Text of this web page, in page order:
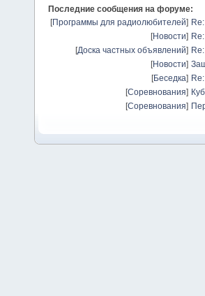
Последние сообщения на форуме:
[Программы для радиолюбителей]
[Новости]
[Доска частных объявлений]
[Новости]
[Беседка]
[Соревнования]
[Соревнования]